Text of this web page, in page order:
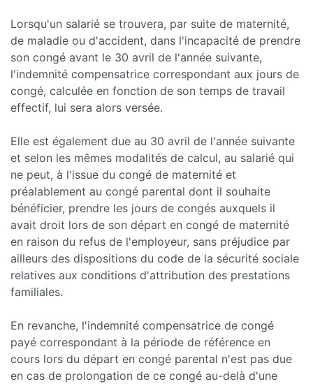
Lorsqu'un salarié se trouvera, par suite de maternité,
de maladie ou d'accident, dans l'incapacité de prendre
son congé avant le 30 avril de l'année suivante,
l'indemnité compensatrice correspondant aux jours de
congé, calculée en fonction de son temps de travail
effectif, lui sera alors versée.
Elle est également due au 30 avril de l'année suivante
et selon les mêmes modalités de calcul, au salarié qui
ne peut, à l'issue du congé de maternité et
préalablement au congé parental dont il souhaite
bénéficier, prendre les jours de congés auxquels il
avait droit lors de son départ en congé de maternité
en raison du refus de l'employeur, sans préjudice par
ailleurs des dispositions du code de la sécurité sociale
relatives aux conditions d'attribution des prestations
familiales.
En revanche, l'indemnité compensatrice de congé
payé correspondant à la période de référence en
cours lors du départ en congé parental n'est pas due
en cas de prolongation de ce congé au-delà d'une